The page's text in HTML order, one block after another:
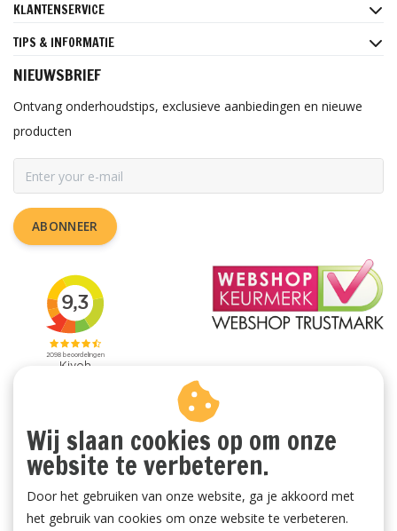
KLANTENSERVICE
TIPS & INFORMATIE
NIEUWSBRIEF
Ontvang onderhoudstips, exclusieve aanbiedingen en nieuwe
producten
ABONNEER
Wij slaan cookies op om onze
website te verbeteren.
Door het gebruiken van onze website, ga je akkoord met
het gebruik van cookies om onze website te verbeteren.